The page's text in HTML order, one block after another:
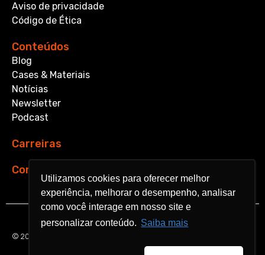
Utilizamos cookies para oferecer melhor
experiência, melhorar o desempenho, analisar
como você interage em nosso site e
personalizar conteúdo. Saiba mais
Utilizamos cookies para oferecer melhor
experiência, melhorar o desempenho, analisar
como você interage em nosso site e
personalizar conteúdo. Saiba mais
Aviso de privacidade
Código de Ética
Conteúdos
Blog
Cases & Materiais
Notícias
Newsletter
Podcast
Carreiras
Contato
© 2026 Aquarela Analytics. All rights reserved.